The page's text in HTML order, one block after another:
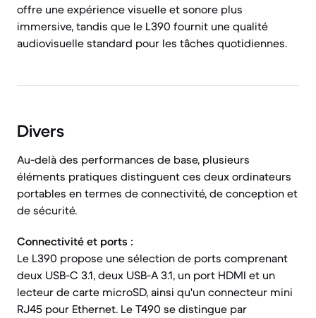
offre une expérience visuelle et sonore plus
immersive, tandis que le L390 fournit une qualité
audiovisuelle standard pour les tâches quotidiennes.
Divers
Au-delà des performances de base, plusieurs
éléments pratiques distinguent ces deux ordinateurs
portables en termes de connectivité, de conception et
de sécurité.
Connectivité et ports :
Le L390 propose une sélection de ports comprenant
deux USB-C 3.1, deux USB-A 3.1, un port HDMI et un
lecteur de carte microSD, ainsi qu'un connecteur mini
RJ45 pour Ethernet. Le T490 se distingue par